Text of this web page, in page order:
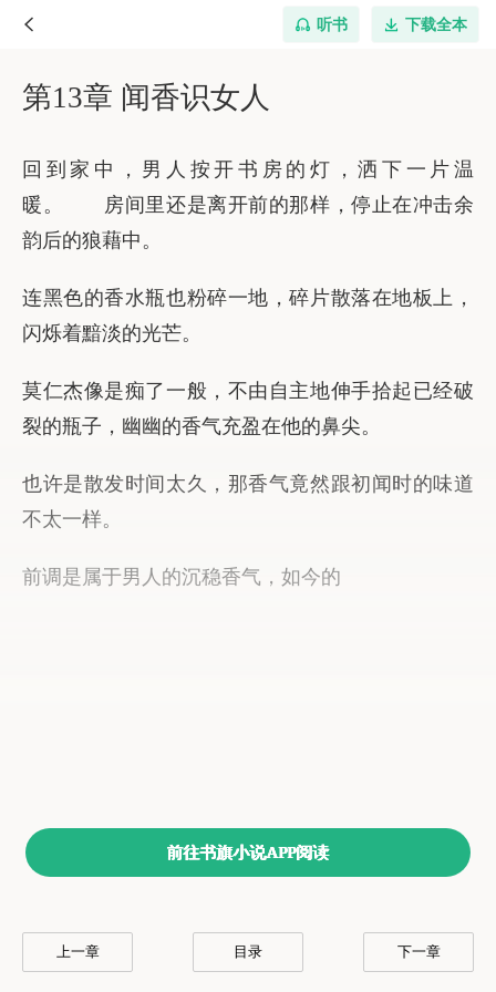
听书 下载全本
上一章 目录 下一章
前往书旗小说APP阅读